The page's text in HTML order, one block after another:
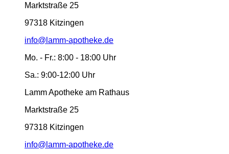
Marktstraße 25
97318 Kitzingen
info@lamm-apotheke.de
Mo. - Fr.: 8:00 - 18:00 Uhr
Sa.: 9:00-12:00 Uhr
Lamm Apotheke am Rathaus
Marktstraße 25
97318 Kitzingen
info@lamm-apotheke.de